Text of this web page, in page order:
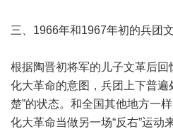
三、1966年和1967年初的兵团
根据陶晋初将军的儿子文革后
化大革命的意图，兵团上下普遍
楚”的状态。和全国其他地方一
化大革命当做另一场“反右”运动